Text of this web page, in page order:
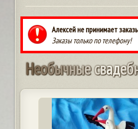
Алексей не принимает
Заказы только по телефону!
Необычныесвадеб